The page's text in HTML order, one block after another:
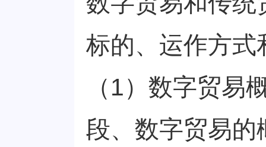
标的、运作方式
（1）数字贸易
段、数字贸易的